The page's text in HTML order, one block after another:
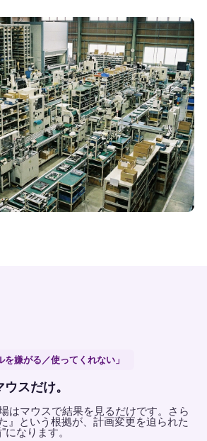
を嫌がる／使ってくれない」
スだけ。
はマウスで結果を見るだけです。さら
』という根拠が、計画変更を迫られた
なります。